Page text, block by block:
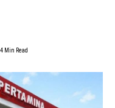
4 Min Read